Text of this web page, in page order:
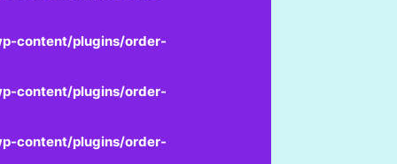
content/plugins/order-
content/plugins/order-
content/plugins/order-